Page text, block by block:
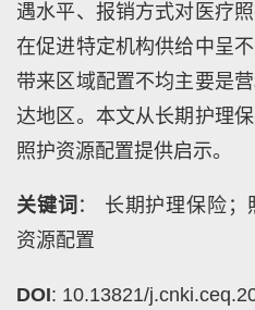
遇水平、报销方式对医疗
在促进特定机构供给中呈
带来区域配置不均主要是
达地区。本文从长期护理
照护资源配置提供启示。
关键词 ： 长期护理保险
资源配置
DOI: 10.13821/